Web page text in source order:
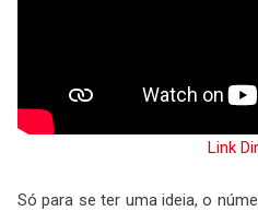
Link
Só para se ter uma ideia, o